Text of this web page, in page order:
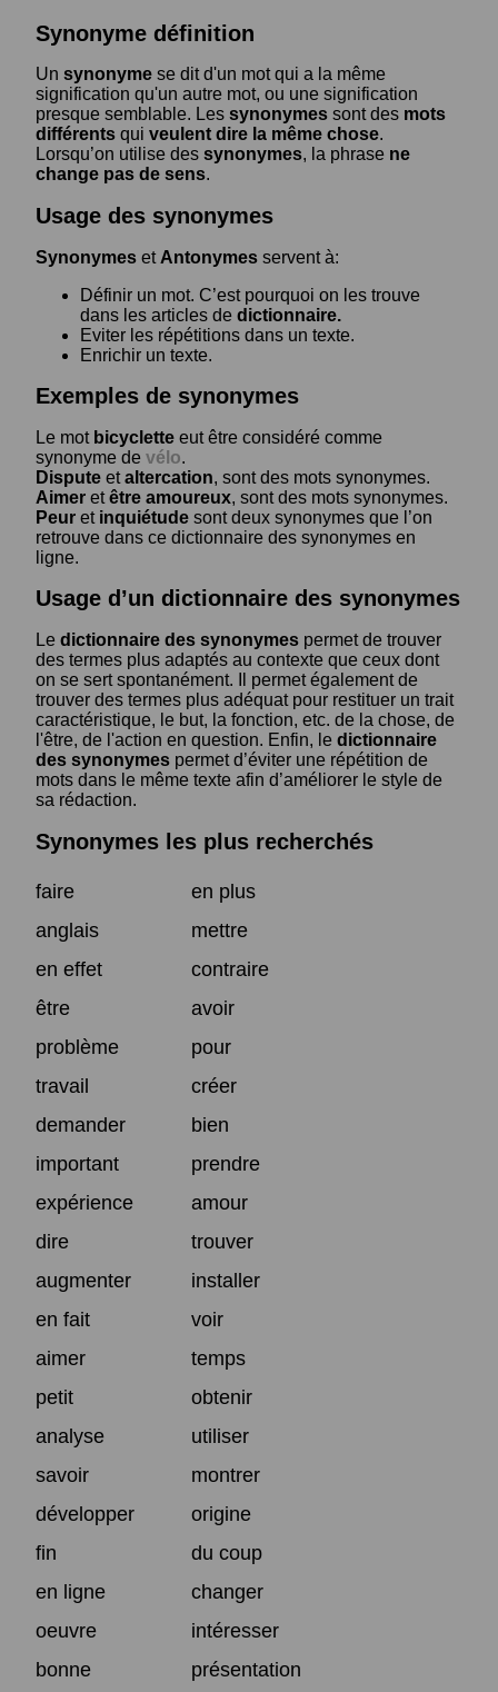
Synonyme définition
Un synonyme se dit d'un mot qui a la même
signification qu'un autre mot, ou une signification
presque semblable. Les synonymes sont des mots
différents qui veulent dire la même chose.
Lorsqu’on utilise des synonymes, la phrase ne
change pas de sens.
Usage des synonymes
Synonymes et Antonymes servent à:
Définir un mot. C’est pourquoi on les trouve
dans les articles de dictionnaire.
Eviter les répétitions dans un texte.
Enrichir un texte.
Exemples de synonymes
Le mot bicyclette eut être considéré comme
synonyme de vélo.
Dispute etaltercation, sont des mots synonymes.
Aimer etêtre amoureux, sont des mots synonymes.
Peur et inquiétude sont deux synonymes que l’on
retrouve dans ce dictionnaire des synonymes en
ligne.
Usage d’un dictionnaire des synonymes
Le dictionnaire des synonymes permet de trouver
des termes plus adaptés au contexte que ceux dont
on se sert spontanément. Il permet également de
trouver des termes plus adéquat pour restituer un trait
caractéristique, le but, la fonction, etc. de la chose, de
l'être, de l'action en question. Enfin, le dictionnaire
des synonymes permet d’éviter une répétition de
mots dans le même texte afin d’améliorer le style de
sa rédaction.
Synonymes les plus recherchés
faire
en plus
anglais
mettre
en effet
contraire
être
avoir
problème
pour
travail
créer
demander
bien
important
prendre
expérience
amour
dire
trouver
augmenter
installer
en fait
voir
aimer
temps
petit
obtenir
analyse
utiliser
savoir
montrer
développer
origine
fin
du coup
en ligne
changer
oeuvre
intéresser
bonne
présentation